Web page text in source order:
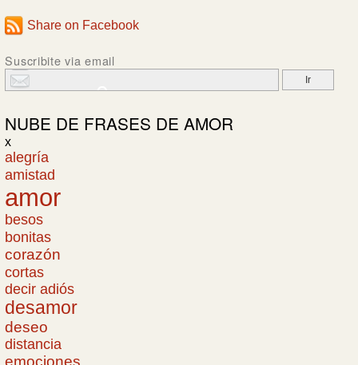
Share on Facebook
Suscribite via email
NUBE DE FRASES DE AMOR
x
alegría
amistad
amor
besos
bonitas
corazón
cortas
decir adiós
desamor
deseo
distancia
emociones